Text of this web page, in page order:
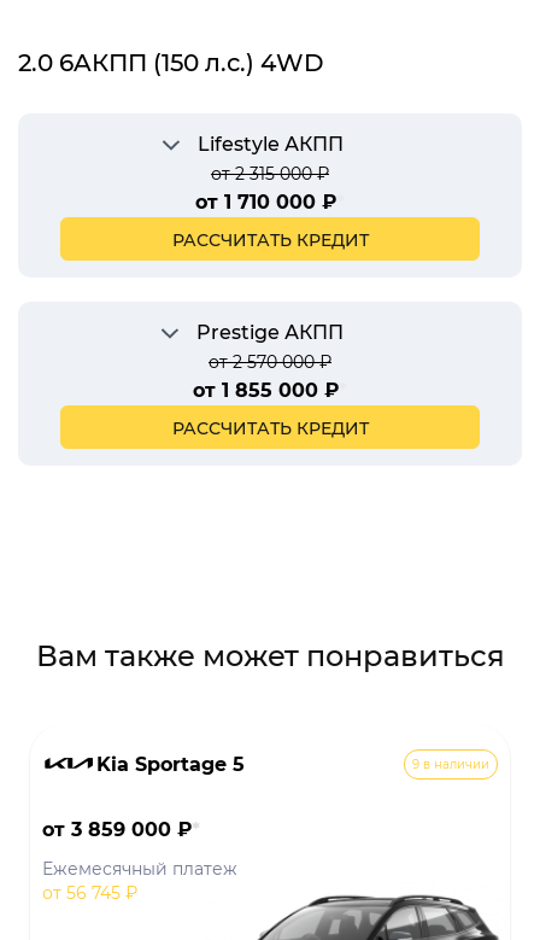
2.0 6AКПП (150 л.с.) 4WD
Lifestyle АКПП
от 2 315 000 ₽
от 1 710 000 ₽
РАССЧИТАТЬ КРЕДИТ
Prestige АКПП
от 2 570 000 ₽
от 1 855 000 ₽
РАССЧИТАТЬ КРЕДИТ
Вам также может понравиться
Kia Sportage 5 9 в наличии
от 3 859 000 ₽*
Ежемесячный платеж
от 56 745 ₽